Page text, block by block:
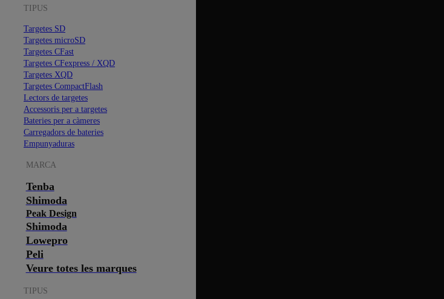
TIPUS
Targetes SD
Targetes microSD
Targetes CFast
Targetes CFexpress / XQD
Targetes XQD
Targetes CompactFlash
Lectors de targetes
Accessoris per a targetes
Bateries per a càmeres
Carregadors de bateries
Empunyaduras
MARCA
Tenba
Shimoda
Peak Design
Shimoda
Lowepro
Peli
Veure totes les marques
TIPUS